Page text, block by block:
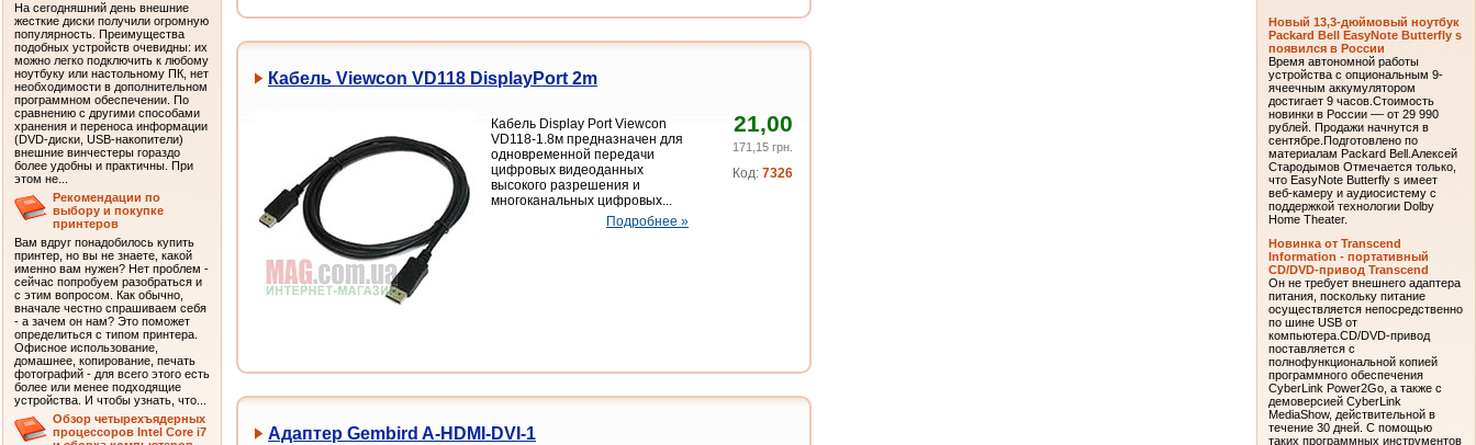
Кабель Viewcon VD118 DisplayPort 2m
Кабель Display Port Viewcon
VD118-1.8м предназначен для
одновременной передачи
цифровых видеоданных
высокого разрешения и
многоканальных цифровых...
Подробнее »
21,00
171,15 грн.
Код: 7326
Адаптер Gembird A-HDMI-DVI-1
На сегодняшний день внешние
жесткие диски получили огромную
популярность. Преимущества
подобных устройств очевидны: их
можно легко подключить к любому
ноутбуку или настольному ПК, нет
необходимости в дополнительном
программном обеспечении. По
сравнению с другими способами
хранения и переноса информации
(DVD-диски, USB-накопители)
внешние винчестеры гораздо
более удобны и практичны. При
этом не...
Рекомендации по
выбору и покупке
принтеров
Вам вдруг понадобилось купить
принтер, но вы не знаете, какой
именно вам нужен? Нет проблем -
сейчас попробуем разобраться и
с этим вопросом. Как обычно,
вначале честно спрашиваем себя
- а зачем он нам? Это поможет
определиться с типом принтера.
Офисное использование,
домашнее, копирование, печать
фотографий - для всего этого есть
более или менее подходящие
устройства. И чтобы узнать, что...
Обзор четырехъядерных
процессоров Intel Core i7
Батарея для ноутбука
Asus, 11,1V 4800mAh White
Новый 13,3-дюймовый ноутбук
Packard Bell EasyNote Butterfly s
появился в России
Время автономной работы
устройства с опциональным 9-
ячеечным аккумулятором
достигает 9 часов.Стоимость
новинки в России –– от 29 990
рублей. Продажи начнутся в
сентябре.Подготовлено по
материалам Packard Bell.Алексей
Стародымов Отмечается только,
что EasyNote Butterfly s имеет
веб-камеру и аудиосистему с